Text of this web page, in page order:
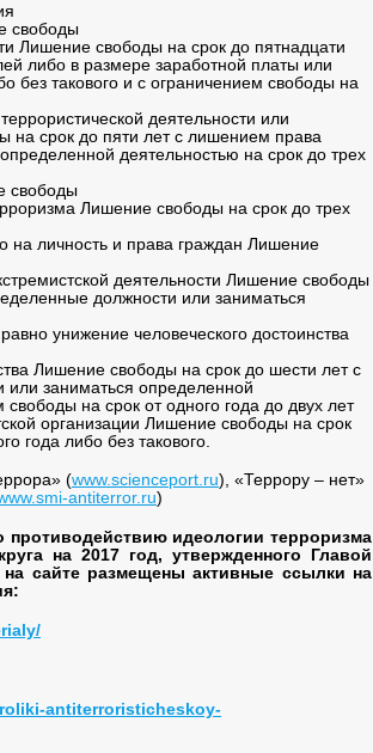
свободы
Лишение свободы на срок до пятнадцати
либо в размере заработной платы или
без такового и с ограничением свободы на
деятельности или
на срок до пяти лет с лишением права
деятельностью на срок до трех
свободы
Лишение свободы на срок до трех
на личность и права граждан Лишение
деятельности Лишение свободы
должности или заниматься
унижение человеческого достоинства
Лишение свободы на срок до шести лет с
заниматься определенной
на срок от одного года до двух лет
организации Лишение свободы на срок
года либо без такового.
(www.scienceport.ru), «Террору – нет»
antiterror.ru)
идеологии терроризма
на 2017 год, утвержденного Главой
на сайте размещены активные ссылки на
antiterroristicheskoy-